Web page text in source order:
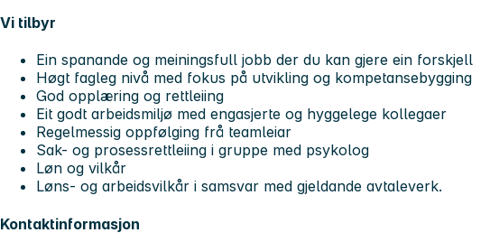
Vi tilbyr
Ein spanande og meiningsfull jobb der du kan gjere ein forskjell
Høgt fagleg nivå med fokus på utvikling og kompetansebygging
God opplæring og rettleiing
Eit godt arbeidsmiljø med engasjerte og hyggelege kollegaer
Regelmessig oppfølging frå teamleiar
Sak- og prosessrettleiing i gruppe med psykolog
Løn og vilkår
Løns- og arbeidsvilkår i samsvar med gjeldande avtaleverk.
Kontaktinformasjon